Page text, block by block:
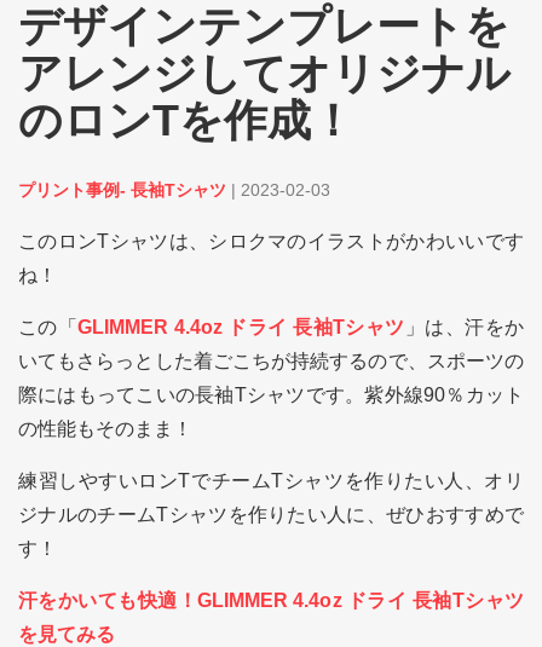
デザインテンプレートを
アレンジしてオリジナル
のロンTを作成！
プリント事例- 長袖Tシャツ | 2023-02-03
このロンTシャツは、シロクマのイラストがかわいいです
ね！
この「GLIMMER 4.4oz ドライ 長袖Tシャツ 」は、汗をか
いてもさらっとした着ごこちが持続するので、スポーツの
際にはもってこいの長袖Tシャツです。紫外線90％カット
の性能もそのまま！
練習しやすいロンTでチームTシャツを作りたい人、オリ
ジナルのチームTシャツを作りたい人に、ぜひおすすめで
す！
汗をかいても快適！GLIMMER 4.4oz ドライ 長袖Tシャツ
を見てみる